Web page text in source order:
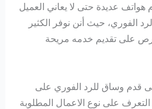
هواتف عديدة حتى لا يعاني العميل
الفوري، حيث أنن نوفر الكثير
على تقديم خدمه مريحة
قدم وساق للرد الفوري على
التعرف على نوع الاعمال المطلوبة